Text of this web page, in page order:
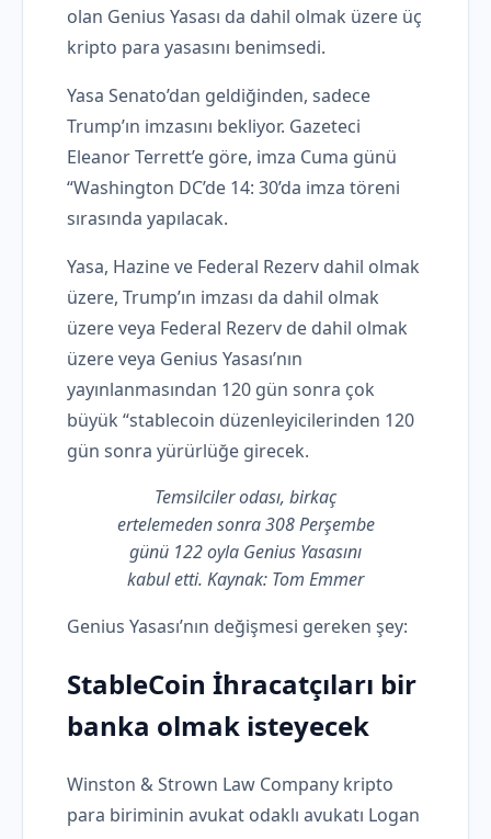
olan Genius Yasası da dahil olmak üzere üç
kripto para yasasını benimsedi.
Yasa Senato’dan geldiğinden, sadece
Trump’ın imzasını bekliyor. Gazeteci
Eleanor Terrett’e göre, imza Cuma günü
“Washington DC’de 14: 30’da imza töreni
sırasında yapılacak.
Yasa, Hazine ve Federal Rezerv dahil olmak
üzere, Trump’ın imzası da dahil olmak
üzere veya Federal Rezerv de dahil olmak
üzere veya Genius Yasası’nın
yayınlanmasından 120 gün sonra çok
büyük “stablecoin düzenleyicilerinden 120
gün sonra yürürlüğe girecek.
Temsilciler odası, birkaç
ertelemeden sonra 308 Perşembe
günü 122 oyla Genius Yasasını
kabul etti. Kaynak: Tom Emmer
Genius Yasası’nın değişmesi gereken şey:
StableCoin İhracatçıları bir
banka olmak isteyecek
Winston & Strown Law Company kripto
para biriminin avukat odaklı avukatı Logan